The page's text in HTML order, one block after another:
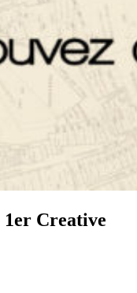
Creative